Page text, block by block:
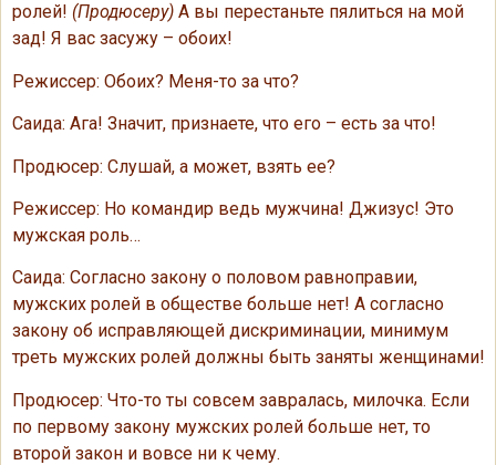
ролей! (Продюсеру) А вы перестаньте пялиться на мой
зад! Я вас засужу – обоих!
Режиссер: Обоих? Меня-то за что?
Саида: Ага! Значит, признаете, что его – есть за что!
Продюсер: Слушай, а может, взять ее?
Режиссер: Но командир ведь мужчина! Джизус! Это
мужская роль…
Саида: Согласно закону о половом равноправии,
мужских ролей в обществе больше нет! А согласно
закону об исправляющей дискриминации, минимум
треть мужских ролей должны быть заняты женщинами!
Продюсер: Что-то ты совсем завралась, милочка. Если
по первому закону мужских ролей больше нет, то
второй закон и вовсе ни к чему.